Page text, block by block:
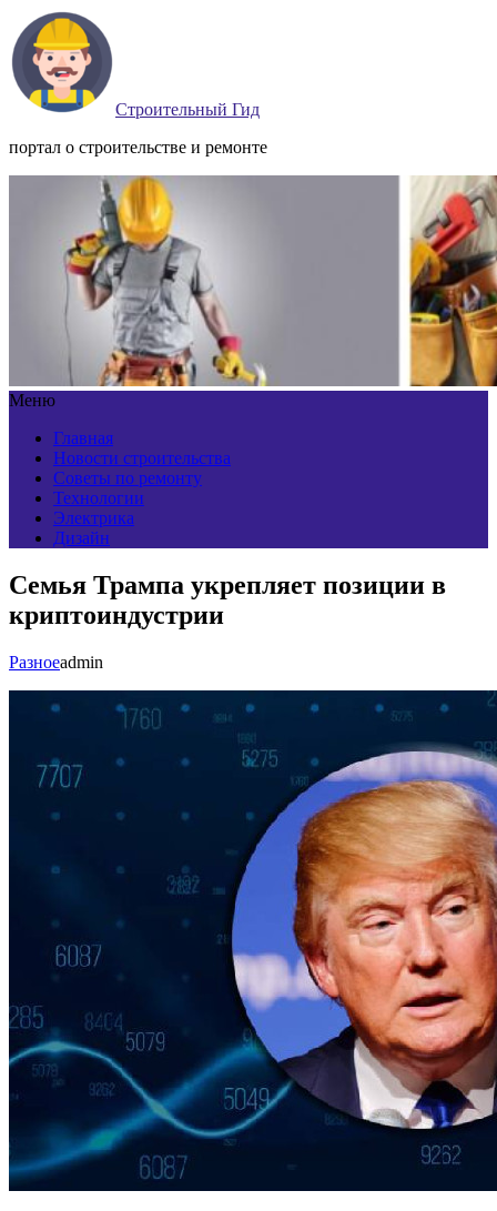
Строительный Гид
портал о строительстве и ремонте
Меню
Главная
Новости строительства
Советы по ремонту
Технологии
Электрика
Дизайн
Семья Трампа укрепляет позиции в
криптоиндустрии
Разноеadmin